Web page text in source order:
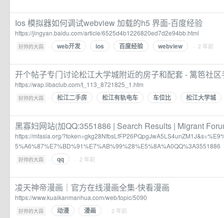
Ios 模拟器如何调试webview 加载的h5 界面-百度经验
https://jingyan.baidu.com/article/6525d4b1226820ed7d2e94bb.html
好帅的大蒜 · web开发 ios 百度经验 webview · 2 年前
开个帖子专门讨论松江大学城附近的房子和配套 - 篱笆社
https://wap.libaclub.com/t_113_8721825_1.htm
好帅的大蒜 · 松江二手房 松江有轨电车 车位比 松江大学城
黑寡妇网站(加QQ:3551886 | Search Results | Migrant
https://mfasia.org/
5%A6%87%E7%BD%91%E7%AB%99%28%E5%8A%A0QQ%3A3551886
好帅的大蒜 · qq · 2 年前
凌天神帝漫画｜官方在线漫画全集-快看漫画
https://www.kuaikanmanhua.com/web/topic/5090
好帅的大蒜 · 动漫 漫画 · 2 年前